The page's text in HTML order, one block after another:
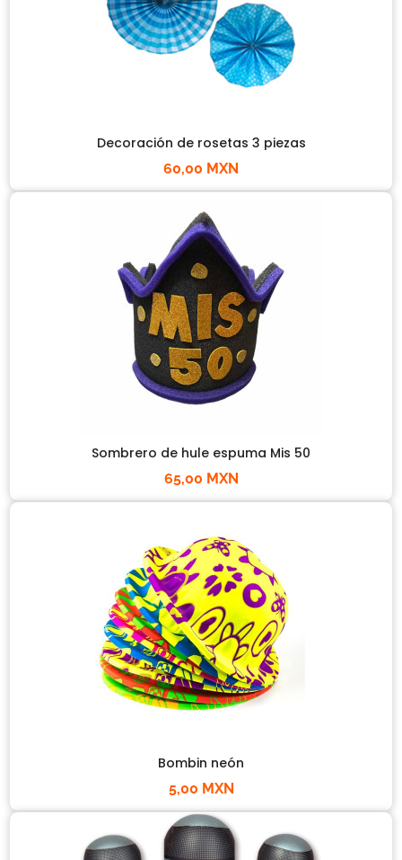
Decoración de rosetas 3 piezas
60,00 MXN
Sombrero de hule espuma Mis 50
65,00 MXN
Bombin neón
5,00 MXN